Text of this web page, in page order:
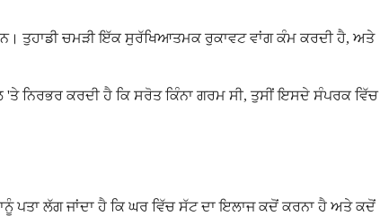
ਤੁਹਾਡੀ ਚਮੜੀ ਇੱਕ ਸੁਰੱਖਿਆਤਮਕ ਰੁਕਾਵਟ ਵਾਂਗ ਕੰਮ ਕਰਦੀ ਹੈ, ਅਤੇ
ਨਿਰਭਰ ਕਰਦੀ ਹੈ ਕਿ ਸਰੋਤ ਕਿੰਨਾ ਗਰਮ ਸੀ, ਤੁਸੀਂ ਇਸਦੇ ਸੰਪਰਕ ਵਿੱਚ
ਪਤਾ ਲੱਗ ਜਾਂਦਾ ਹੈ ਕਿ ਘਰ ਵਿੱਚ ਸੱਟ ਦਾ ਇਲਾਜ ਕਦੋਂ ਕਰਨਾ ਹੈ ਅਤੇ ਕਦੋਂ